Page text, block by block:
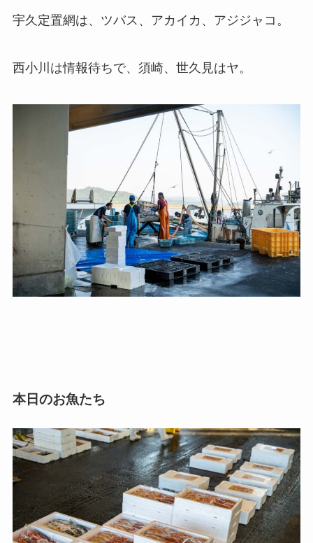
宇久定置網は、ツバス、アカイカ、アジジャコ。
西小川は情報待ちで、須崎、世久見はヤ。
本日のお魚たち